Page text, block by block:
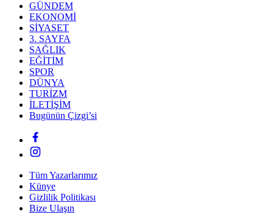
GÜNDEM
EKONOMİ
SİYASET
3. SAYFA
SAĞLIK
EĞİTİM
SPOR
DÜNYA
TURİZM
İLETİŞİM
Bugünün Çizgi’si
Tüm Yazarlarımız
Künye
Gizlilik Politikası
Bize Ulaşın